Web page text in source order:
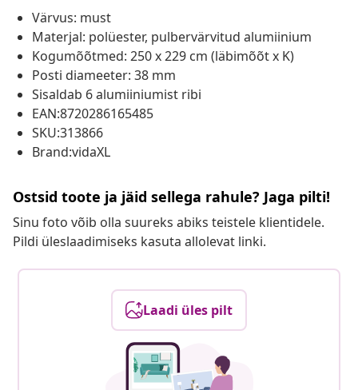
Värvus: must
Materjal: polüester, pulbervärvitud alumiinium
Kogumõõtmed: 250 x 229 cm (läbimõõt x K)
Posti diameeter: 38 mm
Sisaldab 6 alumiiniumist ribi
EAN:8720286165485
SKU:313866
Brand:vidaXL
Ostsid toote ja jäid sellega rahule? Jaga pilti!
Sinu foto võib olla suureks abiks teistele klientidele.
Pildi üleslaadimiseks kasuta allolevat linki.
Laadi üles pilt